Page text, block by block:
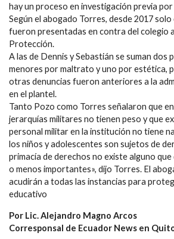
hay un proceso en investigación previa
Según el abogado Torres, desde 2017
fueron presentadas en contra del colegio
Protección.
A las de Dennis y Sebastián se suman dos
menores por maltrato y uno por estética,
otras denuncias fueron anteriores a la
en el plantel.
Tanto Pozo como Torres señalaron que
jerarquías militares no tienen peso y que
personal militar en la institución no tiene
los niños y adolescentes son sujetos de
primacía de derechos no existe alguno que
o menos importantes», dijo Torres. El
acudirán a todas las instancias para
educativo
Por Lic. Alejandro Magno Arcos
Corresponsal de Ecuador News en